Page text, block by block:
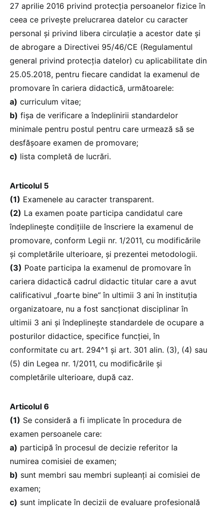
27 aprilie 2016 privind protecția persoanelor fizice în
ceea ce privește prelucrarea datelor cu caracter
personal și privind libera circulație a acestor date și
de abrogare a Directivei 95/46/CE (Regulamentul
general privind protecția datelor) cu aplicabilitate din
25.05.2018, pentru fiecare candidat la examenul de
promovare în cariera didactică, următoarele:
a) curriculum vitae;
b) fișa de verificare a îndeplinirii standardelor
minimale pentru postul pentru care urmează să se
desfășoare examen de promovare;
c) lista completă de lucrări.
Articolul 5
(1) Examenele au caracter transparent.
(2) La examen poate participa candidatul care
îndeplinește condițiile de înscriere la examenul de
promovare, conform Legii nr. 1/2011, cu modificările
și completările ulterioare, și prezentei metodologii.
(3) Poate participa la examenul de promovare în
cariera didactică cadrul didactic titular care a avut
calificativul „foarte bine“ în ultimii 3 ani în instituția
organizatoare, nu a fost sancționat disciplinar în
ultimii 3 ani și îndeplinește standardele de ocupare a
posturilor didactice, specifice funcției, în
conformitate cu art. 294^1 și art. 301 alin. (3), (4) sau
(5) din Legea nr. 1/2011, cu modificările și
completările ulterioare, după caz.
Articolul 6
(1) Se consideră a fi implicate în procedura de
examen persoanele care:
a) participă în procesul de decizie referitor la
numirea comisiei de examen;
b) sunt membri sau membri supleanți ai comisiei de
examen;
c) sunt implicate în decizii de evaluare profesională